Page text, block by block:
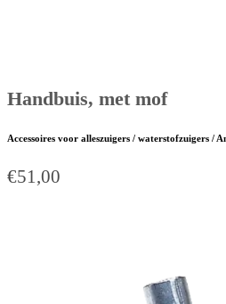
Handbuis, met mof
Accessoires voor alleszuigers / waterstofzuigers /
€51,00